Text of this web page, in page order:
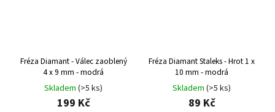
Fréza Diamant - Válec zaoblený
4 x 9 mm - modrá
Skladem (>5 ks)
199 Kč
Fréza Diamant Staleks - Hrot 1 x
10 mm - modrá
Skladem (>5 ks)
89 Kč